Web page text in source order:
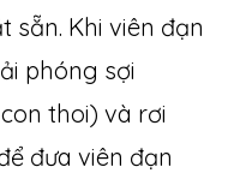
sẵn. Khi viên đạn
phóng sợi
thoi) và rơi
đưa viên đạn